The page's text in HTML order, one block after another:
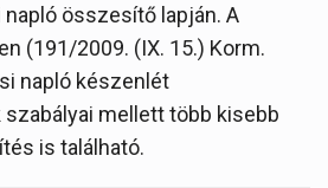
összesítő lapján. A
(191/2009. (IX. 15.) Korm.
napló készenlét
mellett több kisebb
is található.